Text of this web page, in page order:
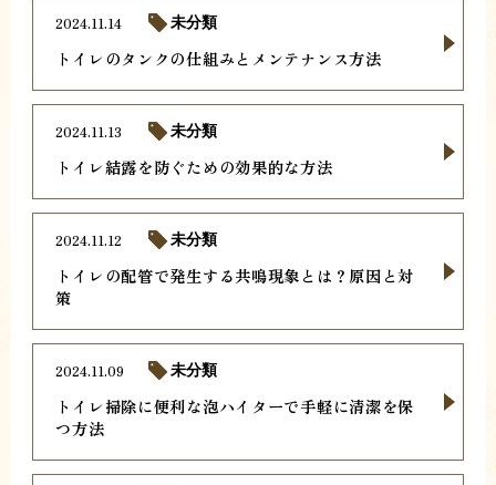
トイレのタンクの仕組みとメンテナンス方法
2024.11.14 未分類
トイレ結露を防ぐための効果的な方法
2024.11.13 未分類
トイレの配管で発生する共鳴現象とは？原因と対
策
2024.11.12 未分類
トイレ掃除に便利な泡ハイターで手軽に清潔を保
つ方法
2024.11.09 未分類